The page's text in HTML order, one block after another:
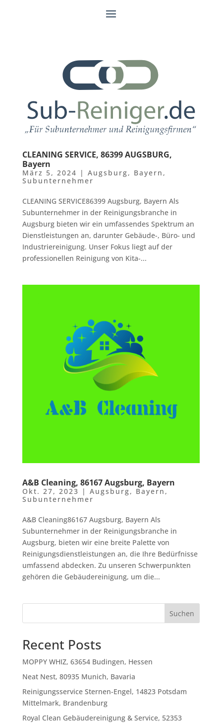
CLEANING SERVICE, 86399 AUGSBURG,
Bayern
März 5, 2024 | Augsburg, Bayern ,
Subunternehmer
CLEANING SERVICE86399 Augsburg, Bayern Als
Subunternehmer in der Reinigungsbranche in
Augsburg bieten wir ein umfassendes Spektrum an
Dienstleistungen an, darunter Gebäude-, Büro- und
Industriereinigung. Unser Fokus liegt auf der
professionellen Reinigung von Kita-...
A&B Cleaning, 86167 Augsburg, Bayern
Okt. 27, 2023 | Augsburg, Bayern ,
Subunternehmer
A&B Cleaning86167 Augsburg, Bayern Als
Subunternehmer in der Reinigungsbranche in
Augsburg, bieten wir eine breite Palette von
Reinigungsdienstleistungen an, die Ihre Bedürfnisse
umfassend abdecken. Zu unseren Schwerpunkten
gehören die Gebäudereinigung, um die...
Suchen
Recent Posts
MOPPY WHIZ, 63654 Budingen, Hessen
Neat Nest, 80935 Munich, Bavaria
Reinigungsservice Sternen-Engel, 14823 Potsdam
Mittelmark, Brandenburg
Royal Clean Gebäudereinigung & Service, 52353